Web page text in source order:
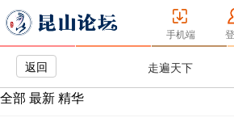
手机端
返回 走遍天下
全部 最新精华